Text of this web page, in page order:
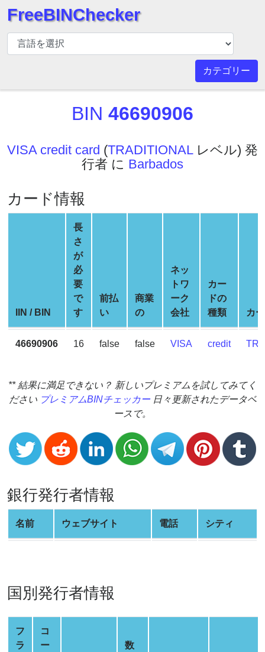
BIN
チ
検
索
番
号
Checker
v2
BIN
CC
from
Banks
Credit
Card
Validator
Card
Generator
Random
Credit
Generate
Credit
Card
from
BIN
FreeBINChecker
カテゴリー
BIN 46690906
VISA credit card (TRADITIONALレベル) 発
行者 に Barbados
カード情報
IIN / BIN
長
さ
が
必
要
で
す
前払
い
商業
の
ネッ
トワ
ーク
会社
カー
ドの
種類
カ
46690906 16 false false VISA credit
** 結果に満足できない？ 新しいプレミアムを試してみてく
ださい プレミアムBINチェッカー日々更新されたデータベ
ースで。
銀行発行者情報
名前 ウェブサイト 電話 シティ
国別発行者情報
フ
ラ
コ
ー
数